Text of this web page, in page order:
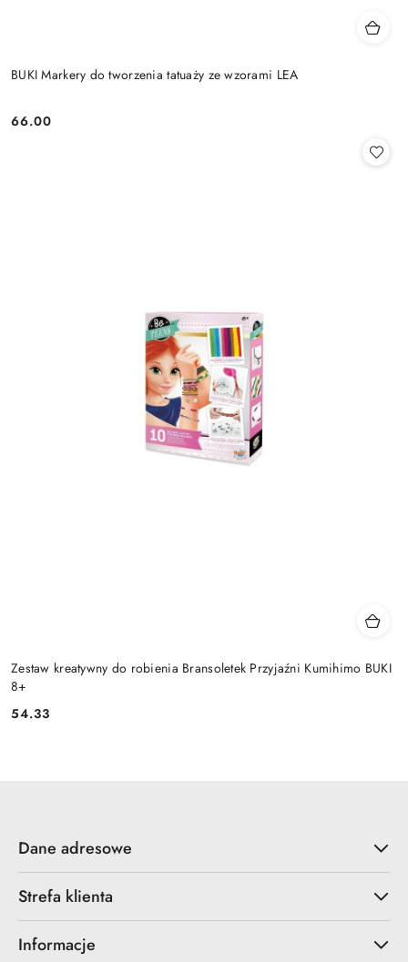
BUKI Markery do tworzenia tatuaży ze wzorami LEA
Cena:
66.00
Zestaw kreatywny do robienia Bransoletek Przyjaźni Kumihimo BUKI
8+
Cena:
54.33
Dane adresowe
Strefa klienta
Informacje